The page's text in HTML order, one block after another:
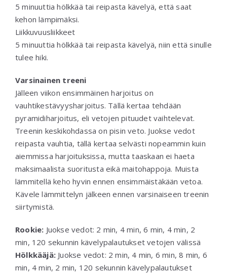
5 minuuttia hölkkää tai reipasta kävelyä, että saat
kehon lämpimäksi.
Liikkuvuusliikkeet
5 minuuttia hölkkää tai reipasta kävelyä, niin että sinulle
tulee hiki.
Varsinainen treeni
Jälleen viikon ensimmäinen harjoitus on
vauhtikestävyysharjoitus. Tällä kertaa tehdään
pyramidiharjoitus, eli vetojen pituudet vaihtelevat.
Treenin keskikohdassa on pisin veto. Juokse vedot
reipasta vauhtia, tällä kertaa selvästi nopeammin kuin
aiemmissa harjoituksissa, mutta taaskaan ei haeta
maksimaalista suoritusta eikä maitohappoja. Muista
lämmitellä keho hyvin ennen ensimmäistäkään vetoa.
Kävele lämmittelyn jälkeen ennen varsinaiseen treenin
siirtymistä.
Rookie: Juokse vedot: 2 min, 4 min, 6 min, 4 min, 2
min, 120 sekunnin kävelypalautukset vetojen välissä
Hölkkääjä: Juokse vedot: 2 min, 4 min, 6 min, 8 min, 6
min, 4 min, 2 min, 120 sekunnin kävelypalautukset